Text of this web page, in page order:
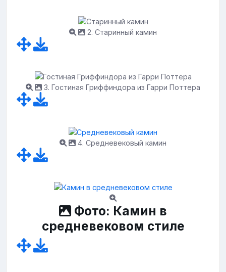
2. Старинный камин
3. Гостиная Гриффиндора из Гарри Поттера
4. Средневековый камин
Фото: Камин в
средневековом стиле